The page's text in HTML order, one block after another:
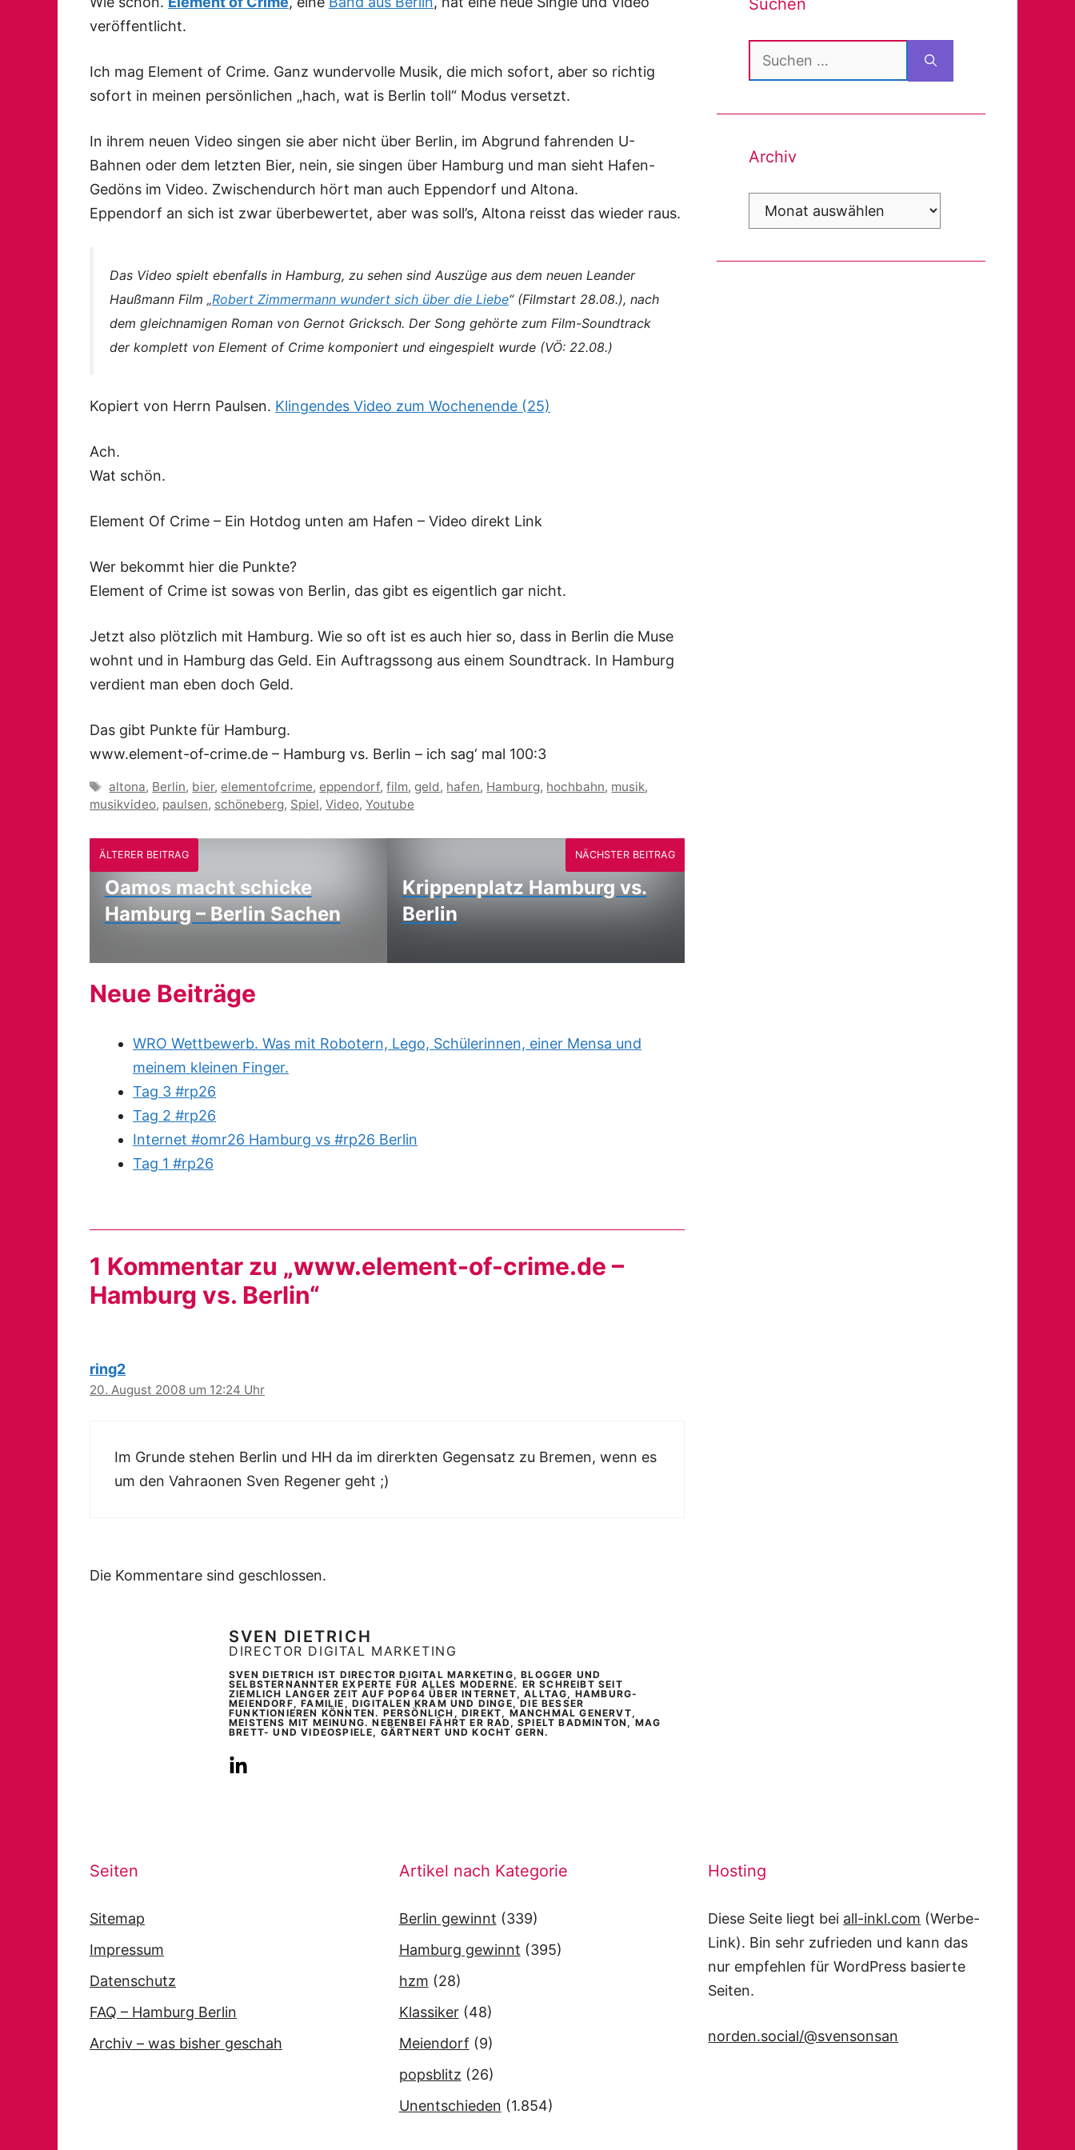
veröffentlicht.
Ich mag Element of Crime. Ganz wundervolle Musik, die mich sofort, aber so richtig
sofort in meinen persönlichen „hach, wat is Berlin toll“ Modus versetzt.
In ihrem neuen Video singen sie aber nicht über Berlin, im Abgrund fahrenden U-
Bahnen oder dem letzten Bier, nein, sie singen über Hamburg und man sieht Hafen-
Gedöns im Video. Zwischendurch hört man auch Eppendorf und Altona.
Eppendorf an sich ist zwar überbewertet, aber was soll’s, Altona reisst das wieder raus.
Das Video spielt ebenfalls in Hamburg, zu sehen sind Auszüge aus dem neuen Leander
Haußmann Film „Robert Zimmermann wundert sich über die Liebe“ (Filmstart 28.08.), nach
dem gleichnamigen Roman von Gernot Gricksch. Der Song gehörte zum Film-Soundtrack
der komplett von Element of Crime komponiert und eingespielt wurde (VÖ: 22.08.)
Kopiert von Herrn Paulsen. Klingendes Video zum Wochenende (25)
Ach.
Wat schön.
Element Of Crime – Ein Hotdog unten am Hafen – Video direkt Link
Wer bekommt hier die Punkte?
Element of Crime ist sowas von Berlin, das gibt es eigentlich gar nicht.
Jetzt also plötzlich mit Hamburg. Wie so oft ist es auch hier so, dass in Berlin die Muse
wohnt und in Hamburg das Geld. Ein Auftragssong aus einem Soundtrack. In Hamburg
verdient man eben doch Geld.
Das gibt Punkte für Hamburg.
www.element-of-crime.de – Hamburg vs. Berlin – ich sag‘ mal 100:3
Schlagwörter
altona, Berlin, bier,elementofcrime,eppendorf,film,geld, hafen, Hamburg, hochbahn, musik,
musikvideo, paulsen, schöneberg, Spiel, Video, Youtube
ÄLTERER BEITRAG
Oamos macht schicke
Hamburg – Berlin Sachen
Krippenplatz Hamburg vs.
Berlin
NÄCHSTER BEITRAG
Neue Beiträge
WRO Wettbewerb. Was mit Robotern, Lego, Schülerinnen, einer Mensa und
meinem kleinen Finger.
Tag 3 #rp26
Tag 2 #rp26
Internet #omr26 Hamburg vs #rp26 Berlin
Tag 1 #rp26
1 Kommentar zu „www.element-of-crime.de –
Hamburg vs. Berlin“
ring2
20. August 2008 um 12:24 Uhr
Im Grunde stehen Berlin und HH da im direrkten Gegensatz zu Bremen, wenn es
um den Vahraonen Sven Regener geht ;)
Die Kommentare sind geschlossen.
SVEN DIETRICH
DIRECTOR DIGITAL MARKETING
SVEN DIETRICH IST DIRECTOR DIGITAL MARKETING, BLOGGER UND
SELBSTERNANNTER EXPERTE FÜR ALLES MODERNE. ER SCHREIBT SEIT
ZIEMLICH LANGER ZEIT AUF POP64 ÜBER INTERNET, ALLTAG, HAMBURG-
MEIENDORF, FAMILIE, DIGITALEN KRAM UND DINGE, DIE BESSER
FUNKTIONIEREN KÖNNTEN. PERSÖNLICH, DIREKT, MANCHMAL GENERVT,
MEISTENS MIT MEINUNG. NEBENBEI FÄHRT ER RAD, SPIELT BADMINTON, MAG
BRETT- UND VIDEOSPIELE, GÄRTNERT UND KOCHT GERN.
Suchen
Archiv
Archiv
Seiten
Sitemap
Impressum
Datenschutz
FAQ – Hamburg Berlin
Archiv – was bisher geschah
Artikel nach Kategorie
Berlin gewinnt (339)
Hamburg gewinnt (395)
hzm (28)
Klassiker(48)
Meiendorf (9)
popsblitz (26)
Unentschieden (1.854)
Hosting
Diese Seite liegt bei all-inkl.com (Werbe-
Link). Bin sehr zufrieden und kann das
nur empfehlen für WordPress basierte
Seiten.
norden.social/@svensonsan